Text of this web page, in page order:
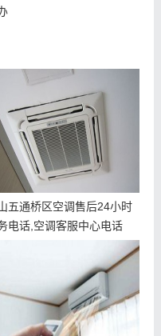
五通桥区空调售后24小时
电话,空调客服中心电话